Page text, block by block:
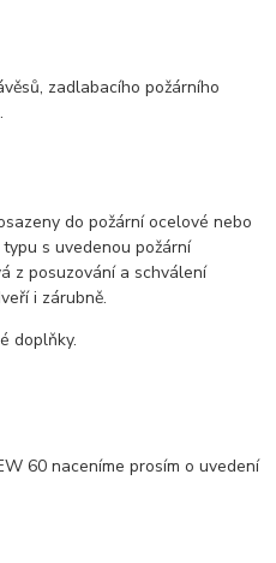
zadlabacího požárního
do požární ocelové nebo
s uvedenou požární
z posuzování a schválení
i zárubně.
doplňky.
60 naceníme prosím o uvedení